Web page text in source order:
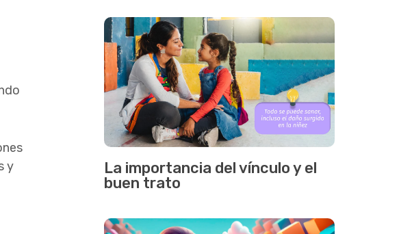
y
La importancia del vínculo y el
buen trato